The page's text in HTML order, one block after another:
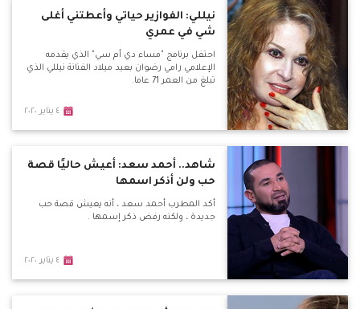
نيللي: الفوازير حياتي وأعطتني أغلى
شي في عمري
احتفل برنامج "مساء دي أم سي" الذي يقدمه
الإعلامي رامي رضوان بعيد ميلاد الفنانة نيللي الذي
تبلغ من العمر 71 عاما.
٤ يناير ٢٠٢٠
شاهد.. أحمد سعد: أعيش حاليًا قصة
حب ولن أذكر اسمها
أكد المطرب أحمد سعد ، أنه يعيش قصة حب
جديدة ، ولكنه رفض ذكر إسمها .
٤ يناير ٢٠٢٠